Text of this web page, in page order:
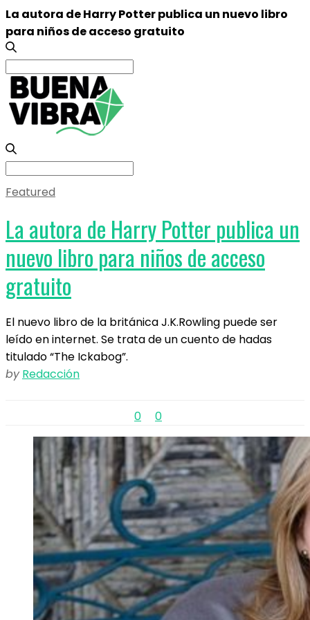
La autora de Harry Potter publica un nuevo libro
para niños de acceso gratuito
Search
for:
Search
Featured
La autora de Harry Potter publica un
nuevo libro para niños de acceso
gratuito
El nuevo libro de la británica J.K.Rowling puede ser
leído en internet. Se trata de un cuento de hadas
titulado “The Ickabog”.
by Redacción
0 0